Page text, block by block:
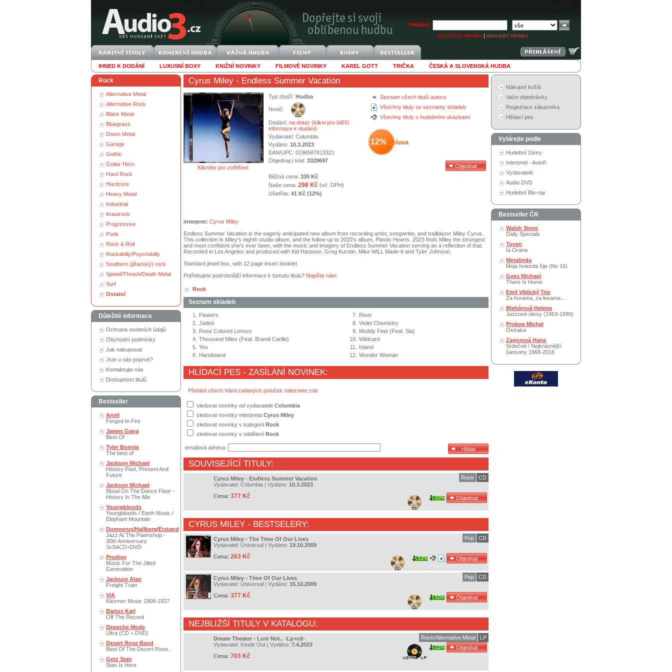
Hledání:
Rozšířené hledání | Abecední hledání
IHNED K DODÁNÍ LUXUSNÍ BOXY KNIŽNÍ NOVINKY FILMOVÉ NOVINKY KAREL GOTT TRIČKA ČESKÁ A SLOVENSKÁ HUDBA
Rock
Alternative Metal
Alternative Rock
Black Metal
Bluegrass
Doom Metal
Garage
Gothic
Guitar Hero
Hard Rock
Hardcore
Heavy Metal
Industrial
Krautrock
Progressive
Punk
Rock & Roll
Rockabilly/Psychobilly
Southern (jižanský) rock
Speed/Thrash/Death Metal
Surf
Ostatní
Důležité informace
Ochrana osobních údajů
Obchodní podmínky
Jak nakupovat
Jste u nás poprvé?
Kontaktujte nás
Dostupnost titulů
Bestseller
Anvil
Forged In Fire
James Gang
Best Of
Tyler Bonnie
The best of
Jackson Michael
History Past, Present And
Future
Jackson Michael
Blood On The Dance Floor -
History In The Mix
Youngbloods
Youngbloods / Earth Music /
Elephant Mountain
Domnerus/Hallberg/Erstand
Jazz At The Pawnshop -
30th Anniversary
3xSACD+DVD
Prodigy
Music For The Jilted
Generation
Jackson Alan
Freight Train
V/A
Klezmer Music 1908-1927
Bartos Karl
Off The Record
Depeche Mode
Ultra (CD + DVD)
Desert Rose Band
Best Of The Desert Rose..
Getz Stan
Stan Is Here
Cyrus Miley - Endless Summer Vacation
Klikněte pro zvětšení.
Seznam všech titulů autora
Všechny tituly se seznamy skladeb
Všechny tituly s hudebními ukázkami
12% sleva
Typ zboží: Hudba
Nosič:
Dodání: na dotaz (klikni pro bližší
informace k dodání)
Vydavatel: Columbia
Vydáno: 10.3.2023
EAN/UPC: 0196587813321
Objednací kód: 3329697
Běžná cena: 339 Kč
Naše cena: 298 Kč (vč. DPH)
Ušetříte: 41 Kč (12%)
interpret: Cyrus Miley
Endless Summer Vacation is the eagerly anticipated new album from recording artist, songwriter, and trailblazer Miley Cyrus.
This collection is Miley’s eighth studio album, and the follow up to 2020’s album, Plastic Hearts. 2023 finds Miley the strongest
and most confident she’s ever been, with the music and imagery of Endless Summer Vacation serving as a reflection of that.
Recorded in Los Angeles and produced with Kid Harpoon, Greg Kurstin, Mike WiLL Made-It and Tyler Johnson.
Standard jewel box, with 12 page insert booklet
Potřebujete podrobnější informace k tomuto titulu? Napište nám
Rock
Seznam skladeb
1.
Flowers
2. Jaded
3.
Rose Colored Lenses
4. Thousand Miles (Feat. Brandi Carlile)
5. You
6.
Handstand
7.
River
8. Violet Chemistry
9.
Muddy Feet (Feat. Sia)
10. Wildcard
11.
Island
12. Wonder Woman
HLÍDACÍ PES - ZASÍLÁNÍ NOVINEK:
Přehled všech Vámi zadaných položek naleznete zde
sledovat novinky od vydavatele Columbia
sledovat novinky interpreta Cyrus Miley
sledovat novinky v kategorii Rock
sledovat novinky v oddělení Rock
emailová adresa:
SOUVISEJÍCÍ TITULY:
Cyrus Miley - Endless Summer Vacation
Vydavatel: Columbia | Vydáno: 10.3.2023
Cena: 377 Kč
CD
Rock
10%
CYRUS MILEY - BESTSELERY:
Cyrus Miley - The Time Of Our Lives
Vydavatel: Universal | Vydáno: 19.10.2009
Cena: 263 Kč
CD
Pop
12%
Cyrus Miley - Time Of Our Lives
Vydavatel: Universal | Vydáno: 15.10.2009
Cena: 377 Kč
CD
Pop
10%
NEJBLIŽŠÍ TITULY V KATALOGU:
Dream Theater - Lost Not.. -Lp+cd-
Vydavatel: Inside Out | Vydáno: 7.4.2023
Cena: 703 Kč
LP
Rock/Alternative Metal
12%
Nákupní košík
Vaše objednávky
Registrace zákazníka
Hlídací pes
Vybírejte podle
Hudební žánry
Interpreti - Autoři
Vydavatelé
Audio DVD
Hudební Blu-ray
Bestseller ČR
Walsh Steve
Daily Specials
Toyen
Ia Orana
Metalinda
Moja hviezda žije (No 16)
Gees Michael
There Is Home
Emil Viklický Trio
Za horama, za lesama...
Blehárová Helena
Jazzové útesy (1963-1990)
Prokop Michal
Ostraka
Zagorová Hana
Srdečně / Nejkrásnější
šansony 1968-2018